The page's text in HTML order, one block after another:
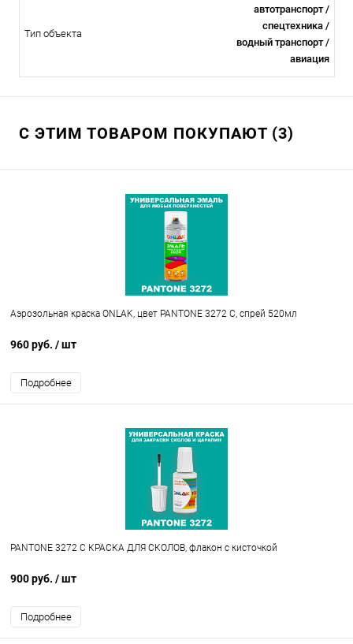
Тип объекта
автотранспорт /
спецтехника /
водный транспорт /
авиация
С ЭТИМ ТОВАРОМ ПОКУПАЮТ (3)
Аэрозольная краска ONLAK, цвет PANTONE 3272 C, спрей 520мл
960 руб. / шт
Подробнее
PANTONE 3272 C КРАСКА ДЛЯ СКОЛОВ, флакон с кисточкой
900 руб. / шт
Подробнее